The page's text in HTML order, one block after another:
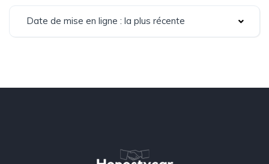
Date de mise en ligne : la plus récente